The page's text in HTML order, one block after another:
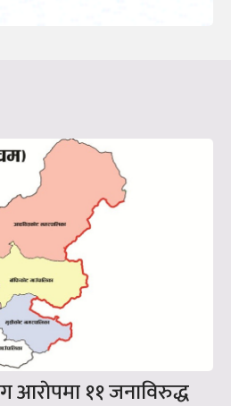
आराेपमा ११ जनाविरुद्ध